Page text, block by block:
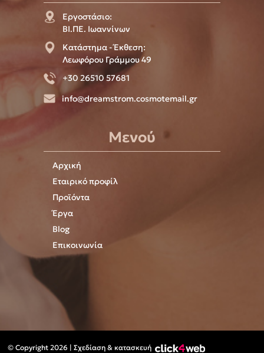
Εργοστάσιο:
ΒΙ.ΠΕ. Ιωαννίνων
Κατάστημα - Έκθεση:
Λεωφόρου Γράμμου 49
+30 26510 57681
info@dreamstrom.cosmotemail.gr
Μενού
Αρχική
Εταιρικό προφίλ
Προϊόντα
Έργα
Blog
Επικοινωνία
© Copyright 2026 | Σχεδίαση & κατασκευή